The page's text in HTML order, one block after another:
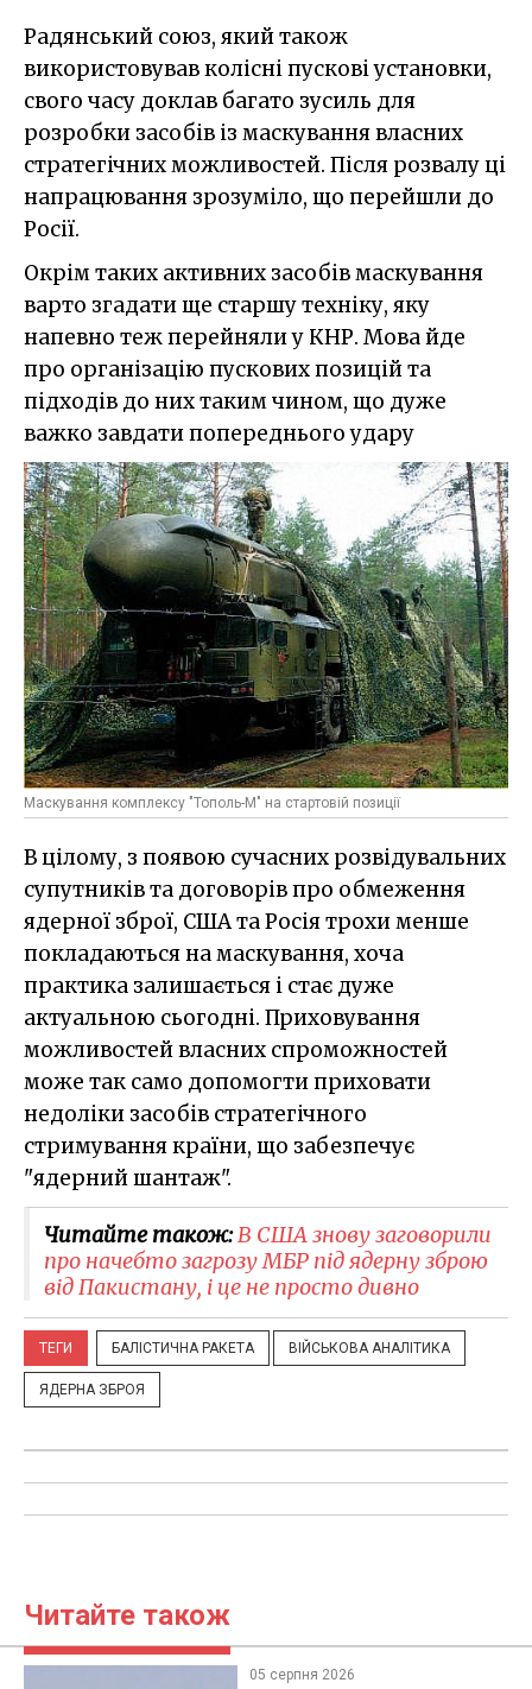
Радянський союз, який також
використовував колісні пускові установки,
свого часу доклав багато зусиль для
розробки засобів із маскування власних
стратегічних можливостей. Після розвалу ці
напрацювання зрозуміло, що перейшли до
Росії.
Окрім таких активних засобів маскування
варто згадати ще старшу техніку, яку
напевно теж перейняли у КНР. Мова йде
про організацію пускових позицій та
підходів до них таким чином, що дуже
важко завдати попереднього удару
Маскування комплексу "Тополь-М" на стартовій позиції
В цілому, з появою сучасних розвідувальних
супутників та договорів про обмеження
ядерної зброї, США та Росія трохи менше
покладаються на маскування, хоча
практика залишається і стає дуже
актуальною сьогодні. Приховування
можливостей власних спроможностей
може так само допомогти приховати
недоліки засобів стратегічного
стримування країни, що забезпечує
"ядерний шантаж".
Читайте також:В США знову заговорили
про начебто загрозу МБР під ядерну зброю
від Пакистану, і це не просто дивно
ТЕГИ БАЛІСТИЧНА РАКЕТА ВІЙСЬКОВА АНАЛІТИКА
ЯДЕРНА ЗБРОЯ
Читайте також
05 серпня 2026